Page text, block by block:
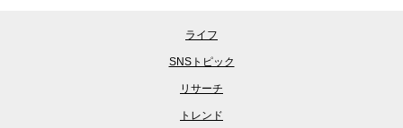
ライフ
SNSトピック
リサーチ
トレンド